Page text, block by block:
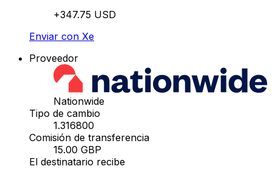
+347.75 USD
Enviar con Xe
Proveedor
Nationwide
Tipo de cambio
1.316800
Comisión de transferencia
15.00 GBP
El destinatario recibe